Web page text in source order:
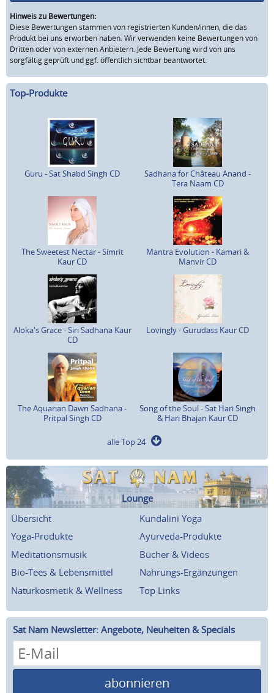
Hinweis zu Bewertungen:
Diese Bewertungen stammen von registrierten Kunden/innen, die das
Produkt bei uns erworben haben. Wir verwenden keine Bewertungen von
Dritten oder von externen Anbietern. Jede Bewertung wird von uns
sorgfältig geprüft und ggf. öffentlich sichtbar beantwortet.
Top-Produkte
Guru - Sat Shabd Singh CD
Sadhana for Château Anand -
Tera Naam CD
The Sweetest Nectar - Simrit
Kaur CD
Mantra Evolution - Kamari &
Manvir CD
Aloka's Grace - Siri Sadhana Kaur
CD
Lovingly - Gurudass Kaur CD
The Aquarian Dawn Sadhana -
Pritpal Singh CD
Song of the Soul - Sat Hari Singh
& Hari Bhajan Kaur CD
alle Top 24
Lounge
Übersicht
Kundalini Yoga
Yoga-Produkte
Ayurveda-Produkte
Meditationsmusik
Bücher & Videos
Bio-Tees & Lebensmittel
Nahrungs-Ergänzungen
Naturkosmetik & Wellness
Top Links
Sat Nam Newsletter: Angebote, Neuheiten & Specials
abonnieren